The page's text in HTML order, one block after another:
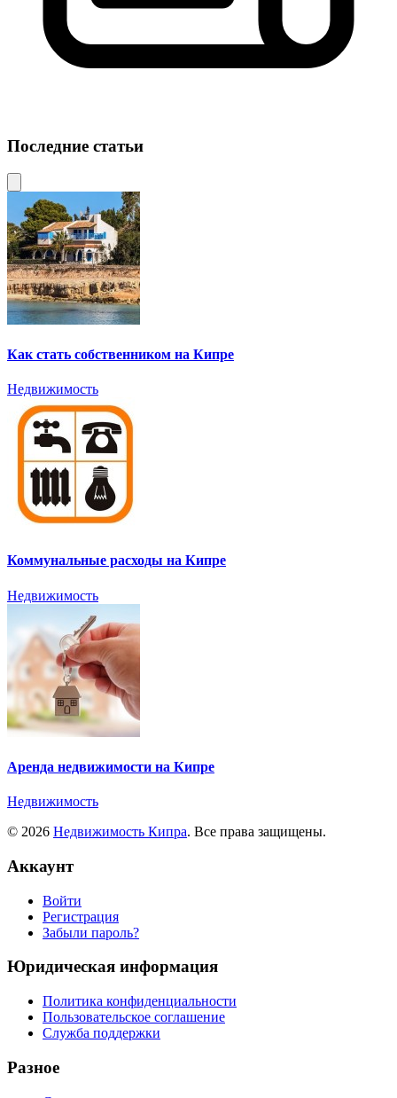
Последние статьи
Как стать собственником на Кипре
Недвижимость
Коммунальные расходы на Кипре
Недвижимость
Аренда недвижимости на Кипре
Недвижимость
© 2026 Недвижимость Кипра. Все права защищены.
Аккаунт
Войти
Регистрация
Забыли пароль?
Юридическая информация
Политика конфиденциальности
Пользовательское соглашение
Служба поддержки
Разное